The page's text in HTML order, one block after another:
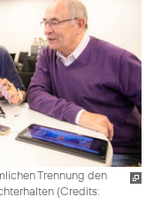
Trennung den
(Credits: